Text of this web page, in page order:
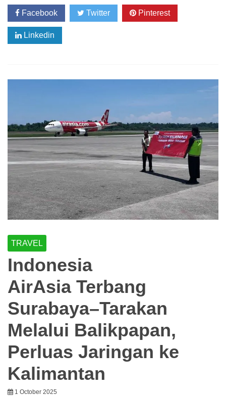
Facebook Twitter Pinterest
Linkedin
TRAVEL
Indonesia
AirAsia Terbang
Surabaya–Tarakan
Melalui Balikpapan,
Perluas Jaringan ke
Kalimantan
1 October 2025